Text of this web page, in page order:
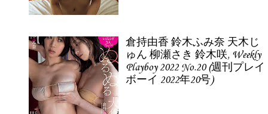
倉持由香 鈴木ふみ奈 天木じ
ゅん 柳瀬さき 鈴木咲, Weekly
Playboy 2022 No.20 (週刊プレイ
ボーイ 2022年20号)